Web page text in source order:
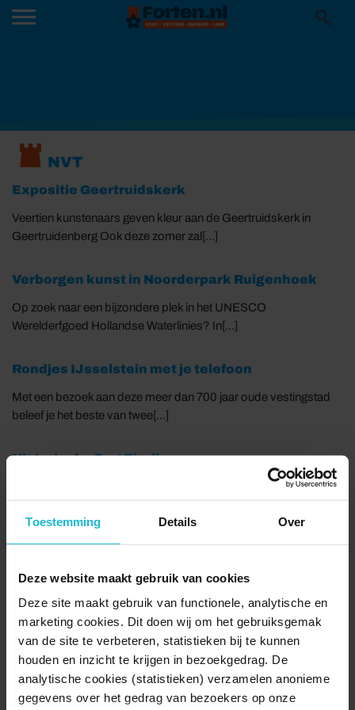
Toestemming Details Over
Deze website maakt gebruik van cookies
Deze site maakt gebruik van functionele, analytische en
marketing cookies. Dit doen wij om het gebruiksgemak
van de site te verbeteren, statistieken bij te kunnen
houden en inzicht te krijgen in bezoekgedrag. De
analytische cookies (statistieken) verzamelen anonieme
gegevens over het gedrag van bezoekers op onze
NVT
Expositie Geertruidskerk
Veertien kunstenaars geven kleur aan de Geertruidskerk in
Geertruidenberg Ook deze zomer zal[...]
Verborgen kunst in Noorderpark Ruigenhoek
Op zoek naar een bijzondere plek in het UNESCO
Werelderfgoed Hollandse Waterlinies? In[...]
Rondjes IJsselstein met je telefoon
Met een bezoek aan deze meer dan 700 jaar oude vestingstad
beleef je het beste van twee[...]
Historische Dag Zierikzee
Op zaterdag 29 augustus 2026 stap je in Zierikzee zo de
Middeleeuwen in tijdens de Historische[...]
Centree Festival
Centree Festival: de altijd verrassende cocktail van muziek,
Havendagen Zierikzee
Het driedaagse festival op de haven van Zierikzee bestaat al
sinds 1988 en is omgetoverd van[...]